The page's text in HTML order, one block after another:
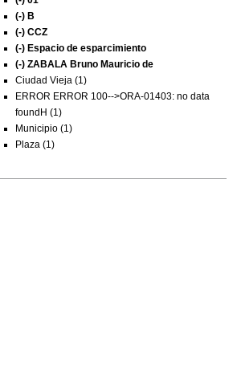
(-) B
(-) CCZ
(-) Espacio de esparcimiento
(-) ZABALA Bruno Mauricio de
Ciudad Vieja (1)
ERROR ERROR 100-->ORA-01403: no data
foundH (1)
Municipio (1)
Plaza (1)